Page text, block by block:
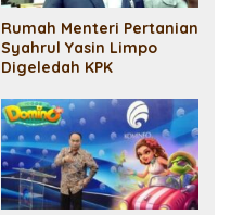
Rumah Menteri Pertanian
Syahrul Yasin Limpo
Digeledah KPK